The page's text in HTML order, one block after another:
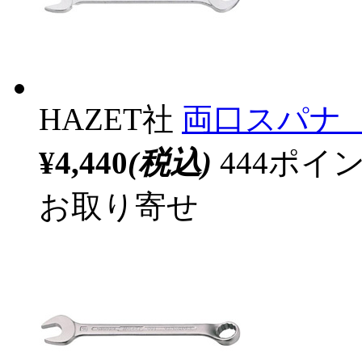
HAZET社 両口スパナ
¥4,440(税込) 444ポイ
お取り寄せ